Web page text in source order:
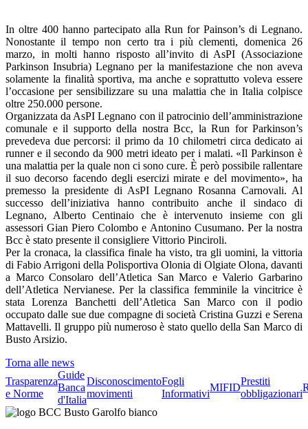
In oltre 400 hanno partecipato alla Run for Painson’s di Legnano.
Nonostante il tempo non certo tra i più clementi, domenica 26
marzo, in molti hanno risposto all’invito di AsPI (Associazione
Parkinson Insubria) Legnano per la manifestazione che non aveva
solamente la finalità sportiva, ma anche e soprattutto voleva essere
l’occasione per sensibilizzare su una malattia che in Italia colpisce
oltre 250.000 persone.
Organizzata da AsPI Legnano con il patrocinio dell’amministrazione
comunale e il supporto della nostra Bcc, la Run for Parkinson’s
prevedeva due percorsi: il primo da 10 chilometri circa dedicato ai
runner e il secondo da 900 metri ideato per i malati. «Il Parkinson è
una malattia per la quale non ci sono cure. È però possibile rallentare
il suo decorso facendo degli esercizi mirate e del movimento», ha
premesso la presidente di AsPI Legnano Rosanna Carnovali. Al
successo dell’iniziativa hanno contribuito anche il sindaco di
Legnano, Alberto Centinaio che è intervenuto insieme con gli
assessori Gian Piero Colombo e Antonino Cusumano. Per la nostra
Bcc è stato presente il consigliere Vittorio Pinciroli.
Per la cronaca, la classifica finale ha visto, tra gli uomini, la vittoria
di Fabio Arrigoni della Polisportiva Olonia di Olgiate Olona, davanti
a Marco Consolaro dell’Atletica San Marco e Valerio Garbarino
dell’Atletica Nervianese. Per la classifica femminile la vincitrice è
stata Lorenza Banchetti dell’Atletica San Marco con il podio
occupato dalle sue due compagne di società Cristina Guzzi e Serena
Mattavelli. Il gruppo più numeroso è stato quello della San Marco di
Busto Arsizio.
Torna alle news
Trasparenza
e Norme
Guide
Banca
d'Italia
Disconoscimento
movimenti
Fogli
Informativi
MIFID
Prestiti
obbligazionari